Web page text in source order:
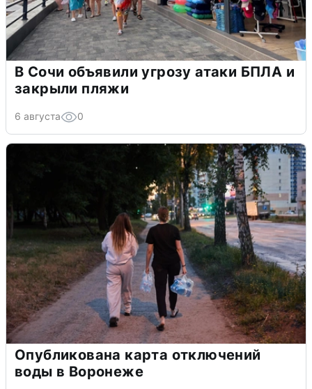
В Сочи объявили угрозу атаки БПЛА и
закрыли пляжи
6 августа 0
Опубликована карта отключений
воды в Воронеже